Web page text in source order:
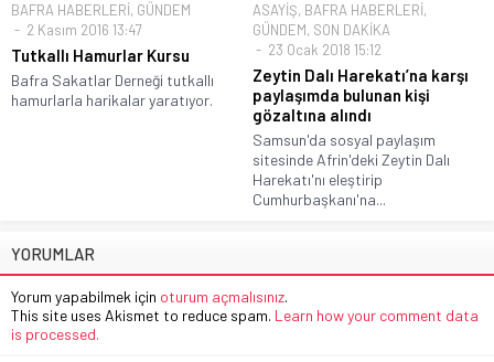
BAFRA HABERLERİ, GÜNDEM
2 Kasım 2016 13:47
Tutkallı Hamurlar Kursu
Bafra Sakatlar Derneği tutkallı
hamurlarla harikalar yaratıyor.
ASAYİŞ, BAFRA HABERLERİ,
GÜNDEM, SON DAKİKA
23 Ocak 2018 15:12
Zeytin Dalı Harekatı’na karşı
paylaşımda bulunan kişi
gözaltına alındı
Samsun'da sosyal paylaşım
sitesinde Afrin'deki Zeytin Dalı
Harekatı'nı eleştirip
Cumhurbaşkanı'na...
YORUMLAR
Yorum yapabilmek için oturum açmalısınız.
This site uses Akismet to reduce spam. Learn how your comment data
is processed.